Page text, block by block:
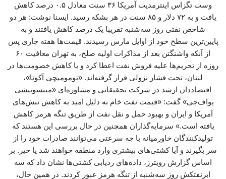
وست تگزاس اینترمدیت آمریکا ۳۶ سنت معادل ۰.۵ درصد کاهش
یافت و به ۷۲ دلار و ۸۵ سنت در هر بشکه رسید. ایسنا نوشت: هر دو
شاخص نفتی روز سه‌شنبه تقریبا یک درصد کاهش یافتند و به
پایین‌ترین سطح خود از اوایل مارس رسیدند. قیمت‌ها هفته جاری پس
از آنکه واشنگتن بعد از مذاکرات اولیه صلح، به تهران معافیت ۶۰
روزه از تحریم‌ها علیه فروش نفت اعطا کرد و با کاهش خصومت‌ها در
لبنان، تحت فشار نزولی قرار گرفته‌اند. «تومومیچی آکوتا»،
اقتصاددان ارشد در شرکت تحقیقاتی و مشاوره‌ای «میتسوبیشی
یواف‌جی» گفت: «قیمت نفت خام به دلیل امید به کاهش تنش‌های
آمریکا و ایران و بهبود حمل و نقل نفت از طریق تنگه هرمز کاهش
یافته است.» سرمایه‌گذاران همچنین در حال بررسی این هستند که
تولیدکنندگان خاورمیانه با چه سرعتی می‌توانند صادرات خود را از
سر بگیرند و آیا کشتی‌های بیشتری وارد منطقه خواهند شد یا خیر. بر
اساس گزارش رویترز، داده‌های ردیابی کشتی‌ها نشان داد که سه
ابرنفتکش روز سه‌شنبه از تنگه هرمز عبور کردند. در همین حال،